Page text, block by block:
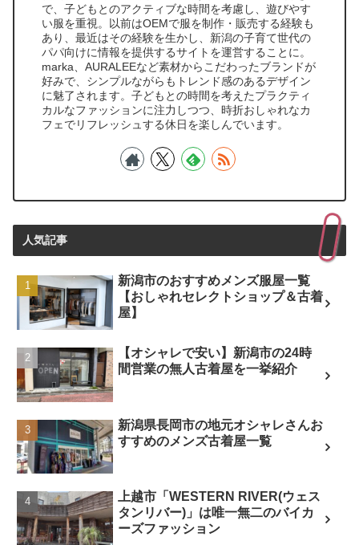
で、子どもとのアクティブな時間を考慮し、遊びやす
い服を重視。以前はOEMで服を制作・販売する経験も
あり、最近はその経験を生かし、新潟の子育て世代の
パパ向けに情報を提供するサイトを運営することに。
marka、AURALEEなど素材からこだわったブランドが
好みで、シンプルながらもトレンド感のあるデザイン
に魅了されます。子どもとの時間を考えたプラクティ
カルなファッションに注力しつつ、時折おしゃれなカ
フェでリフレッシュする休日を楽しんでいます。
人気記事
新潟市のおすすめメンズ服屋一覧
【おしゃれセレクトショップ＆古着
屋】
【オシャレで安い】新潟市の24時
間営業の無人古着屋を一挙紹介
新潟県長岡市の地元オシャレさんお
すすめのメンズ古着屋一覧
上越市「WESTERN RIVER(ウェス
タンリバー)」は唯一無二のバイカ
ーズファッション